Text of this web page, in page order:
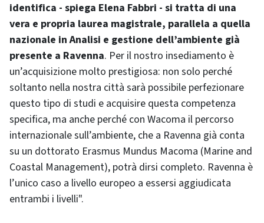
identifica - spiega Elena Fabbri - si tratta di una
vera e propria laurea magistrale, parallela a quella
nazionale in Analisi e gestione dell’ambiente già
presente a Ravenna. Per il nostro insediamento è
un’acquisizione molto prestigiosa: non solo perché
soltanto nella nostra città sarà possibile perfezionare
questo tipo di studi e acquisire questa competenza
specifica, ma anche perché con Wacoma il percorso
internazionale sull’ambiente, che a Ravenna già conta
su un dottorato Erasmus Mundus Macoma (Marine and
Coastal Management), potrà dirsi completo. Ravenna è
l’unico caso a livello europeo a essersi aggiudicata
entrambi i livelli".